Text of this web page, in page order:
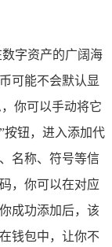
数字资产的广阔海
可能不会默认显
你可以手动将它
按钮，进入添加代
名称、符号等信
，你可以在对应
成功添加后，该
钱包中，让你不